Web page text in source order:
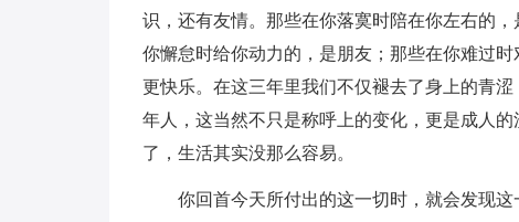
识，还有友情。那些在你落寞时陪在你左右的
你懈怠时给你动力的，是朋友；那些在你难过
更快乐。在这三年里我们不仅褪去了身上的青
年人，这当然不只是称呼上的变化，更是成人
了，生活其实没那么容易。
你回首今天所付出的这一切时，就会发现